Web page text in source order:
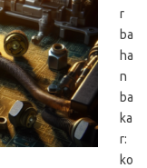
r
ba
ha
n
ba
ka
r:
ko